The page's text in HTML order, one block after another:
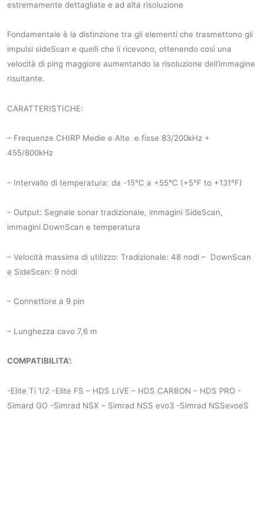
estremamente dettagliate e ad alta risoluzione
Fondamentale è la distinzione tra gli elementi che trasmettono gli
impulsi sideScan e quelli che li ricevono, ottenendo così una
velocità di ping maggiore aumentando la risoluzione dell’immagine
risultante.
CARATTERISTICHE:
– Frequenze CHIRP Medie e Alte e fisse 83/200kHz +
455/800kHz
– Intervallo di temperatura: da -15°C a +55°C (+5°F to +131°F)
– Output: Segnale sonar tradizionale, immagini SideScan,
immagini DownScan e temperatura
– Velocità massima di utilizzo: Tradizionale: 48 nodi – DownScan
e SideScan: 9 nodi
– Connettore a 9 pin
– Lunghezza cavo 7,6 m
COMPATIBILITA’:
-Elite Ti 1/2 -Elite FS – HDS LIVE – HDS CARBON – HDS PRO -
Simard GO -Simrad NSX – Simrad NSS evo3 -Simrad NSSevoeS